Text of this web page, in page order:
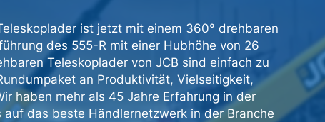
ist jetzt mit einem 360° drehbaren
des 555-R mit einer Hubhöhe von 26
Teleskoplader von JCB sind einfach zu
an Produktivität, Vielseitigkeit,
haben mehr als 45 Jahre Erfahrung in der
auf das beste Händlernetzwerk in der Branche